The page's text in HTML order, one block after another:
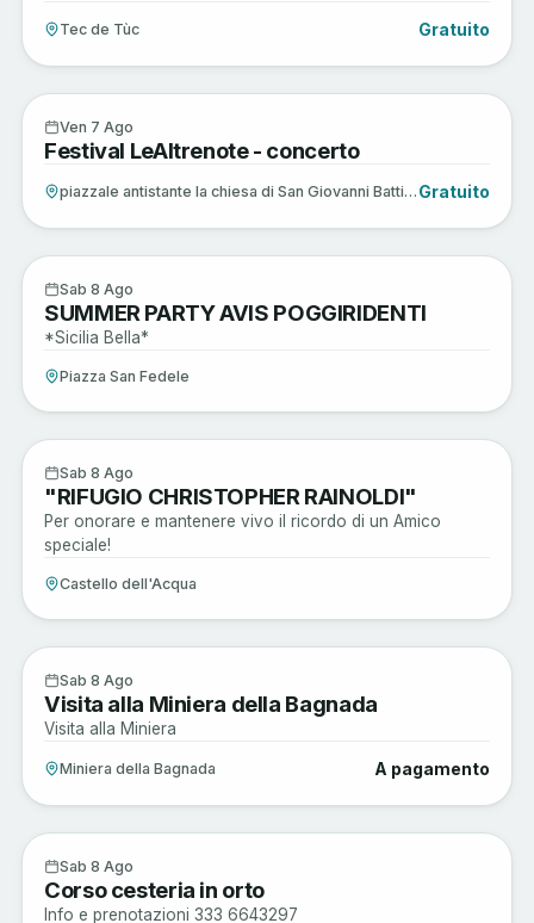
Tec de Tùc Gratuito
Arte e Cultura
Ven 7 Ago
Festival LeAltrenote - concerto
piazzale antistante la chiesa di San Giovanni Battista Gratuito
Sagre e Tradizioni
Sab 8 Ago
SUMMER PARTY AVIS POGGIRIDENTI
*Sicilia Bella*
Piazza San Fedele
Active
Sab 8 Ago
"RIFUGIO CHRISTOPHER RAINOLDI"
Per onorare e mantenere vivo il ricordo di un Amico
speciale!
Castello dell'Acqua
Sagre e Tradizioni
Sab 8 Ago
Visita alla Miniera della Bagnada
Visita alla Miniera
Miniera della Bagnada A pagamento
Arte e Cultura
Sab 8 Ago
Corso cesteria in orto
Info e prenotazioni 333 6643297